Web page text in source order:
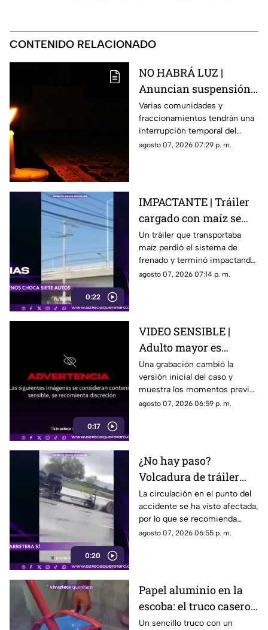
CONTENIDO RELACIONADO
NO HABRÁ LUZ |
Anuncian suspensión
del suministro eléctrico
en Querétaro; estás
serán las zonas
afectadas
Varias comunidades y
fraccionamientos tendrán una
interrupción temporal del
servicio eléctrico durante
agosto 07, 2026 07:29 p. m.
0:22
IMPACTANTE | Tráiler
cargado con maíz se
queda sin frenos y
embiste a siete
vehículos
Un tráiler que transportaba
maíz perdió el sistema de
frenado y terminó impactando
a siete vehículos que
agosto 07, 2026 07:14 p. m.
0:17
VIDEO SENSIBLE |
Adulto mayor es
atropell4do por tráiler;
fue empujado antes de
m0rir
Una grabación cambió la
versión inicial del caso y
muestra los momentos previos
al atropellamiento ocurrido en
agosto 07, 2026 06:59 p. m.
0:20
¿No hay paso?
Volcadura de tráiler
colapsa este punto de la
carretera 57
La circulación en el punto del
accidente se ha visto afectada,
por lo que se recomienda
considerar tiempos de
agosto 07, 2026 06:55 p. m.
Papel aluminio en la
escoba: el truco casero
que se volvió viral
Un sencillo truco con un